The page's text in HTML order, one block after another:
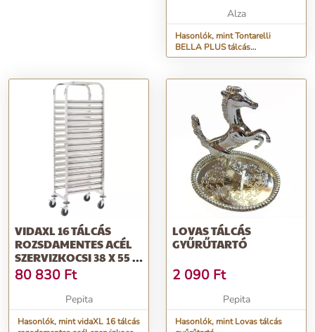
Alza
Hasonlók, mint Tontarelli
BELLA PLUS tálcás
rendszerező szürke színű
VIDAXL 16 TÁLCÁS
ROZSDAMENTES ACÉL
SZERVIZKOCSI 38 X 55 X
163 CM
80 830 Ft
Pepita
Hasonlók, mint vidaXL 16 tálcás
LOVAS TÁLCÁS
GYŰRŰTARTÓ
2 090 Ft
Pepita
Hasonlók, mint Lovas tálcás